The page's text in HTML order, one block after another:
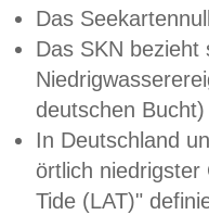
Das
Das SKN
deutschen
In Deutschland
örtlich
Tide (LAT)"